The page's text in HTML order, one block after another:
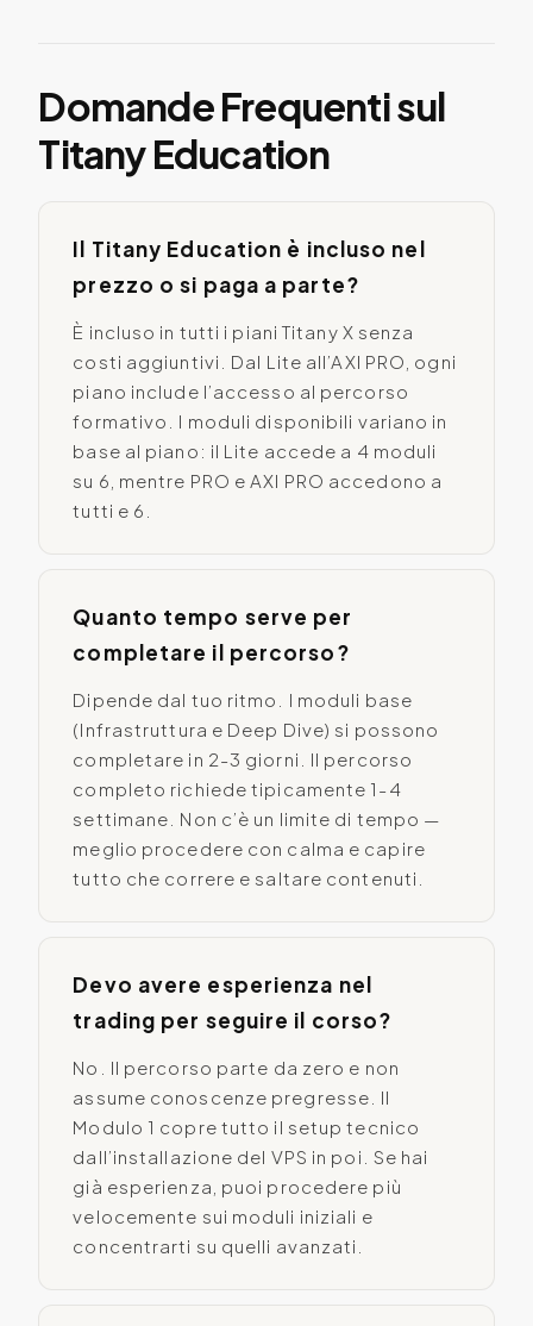
Domande Frequenti sul
Titany Education
Il Titany Education è incluso nel
prezzo o si paga a parte?
È incluso in tutti i piani Titany X senza
costi aggiuntivi. Dal Lite all’AXI PRO, ogni
piano include l’accesso al percorso
formativo. I moduli disponibili variano in
base al piano: il Lite accede a 4 moduli
su 6, mentre PRO e AXI PRO accedono a
tutti e 6.
Quanto tempo serve per
completare il percorso?
Dipende dal tuo ritmo. I moduli base
(Infrastruttura e Deep Dive) si possono
completare in 2-3 giorni. Il percorso
completo richiede tipicamente 1-4
settimane. Non c’è un limite di tempo —
meglio procedere con calma e capire
tutto che correre e saltare contenuti.
Devo avere esperienza nel
trading per seguire il corso?
No. Il percorso parte da zero e non
assume conoscenze pregresse. Il
Modulo 1 copre tutto il setup tecnico
dall’installazione del VPS in poi. Se hai
già esperienza, puoi procedere più
velocemente sui moduli iniziali e
concentrarti su quelli avanzati.